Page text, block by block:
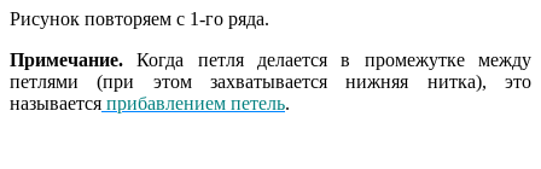
Рисунок повторяем с 1-го ряда.
Примечание. Когда петля делается в промежутке между
петлями (при этом захватывается нижняя нитка), это
называется прибавлением петель.